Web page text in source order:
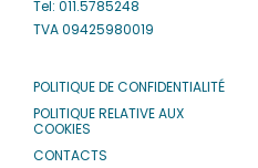
Tel: 011.5785248
TVA 09425980019
POLITIQUE DE CONFIDENTIALITÉ
POLITIQUE RELATIVE AUX
COOKIES
CONTACTS